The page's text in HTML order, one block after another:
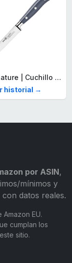
BRA Signature | Cuchillo tomatero 120 mm, Acero Inoxidable alemán forjado con Molibdeno Vanadio, Mango Remachado ABS, Diseño Ergonómico, Hoja 1,6 mm espesor
historial →
por ASIN,
mínimos y
datos reales.
EU.
cumplan los
sitio.